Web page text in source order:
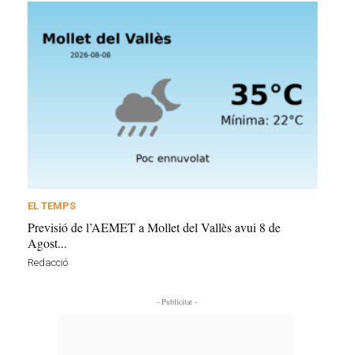
EL TEMPS
Previsió de l’AEMET a Mollet del Vallès avui 8 de
Agost...
Redacció
- Publicitat -